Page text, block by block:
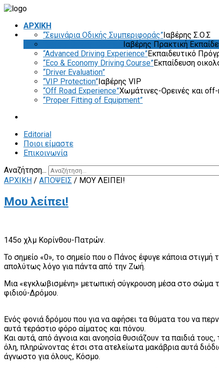
ΑΡΧΙΚΗ
“Σεμινάρια Οδικής Συμπεριφοράς”Ιαβέρης Σ.Ο.Σ
Ιαβέρης Πρακτική
“Advanced Driving Experience”Εκπαιδευτικό
“Eco & Economy Driving Course”Εκπαίδευση
“Driver Evaluation”
“VIP Protection”Ιαβέρης VIP
“Off Road Experience”Χωμάτινες-Ορεινές και
“Proper Fitting of Equipment”
Editorial
Ποιοι είμαστε
Επικοινωνία
Αναζήτηση...
ΑΡΧΙΚΗ / ΑΠΟΨΕΙΣ / ΜΟΥ ΛΕΊΠΕΙ!
Μου λείπει!
145ο χλμ Κορίνθου-Πατρών.
Το σημείο «0», το σημείο που ο Πάνος έφυγε κάποια στιγμή
απολύτως λόγο για πάντα από την Ζωή.
Μια «εγκλωβισμένη» μετωπική σύγκρουση μέσα στο σώμα
φιδιού-Δρόμου.
Ενός φονιά δρόμου που για να αφήσει τα θύματα του να
αυτά τεράστιο φόρο αίματος και πόνου.
Και αυτά, από άγνοια και ανοησία θυσιάζουν τα παιδιά
όλη, πληρώνοντας έτσι στα ατελείωτα μακάβρια αυτά
άγνωστο για όλους, Κόσμο.